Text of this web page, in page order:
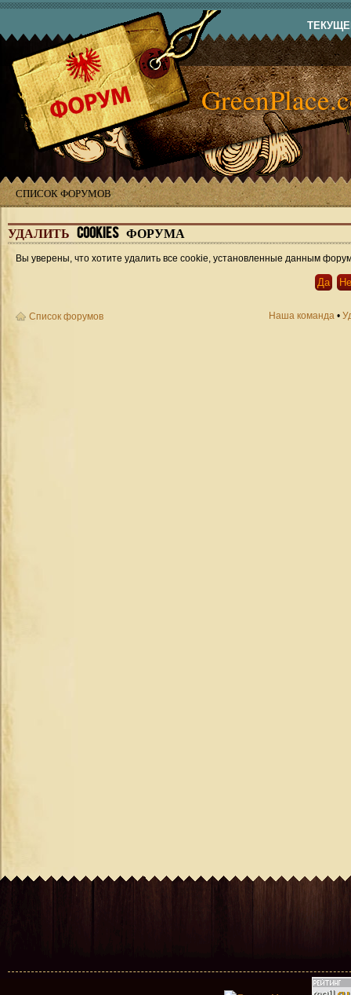
СПИСОК ФОРУМОВ
УДАЛИТЬ COOKIES ФОРУМА
Вы уверены, что хотите удалить все cookie, установленные данным
Список форумов Наша команда •